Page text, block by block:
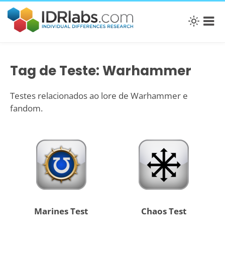
Tag de Teste: Warhammer
Testes relacionados ao lore de Warhammer e
fandom.
Marines Test Chaos Test